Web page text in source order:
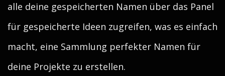
alle deine gespeicherten Namen über das Panel
für gespeicherte Ideen zugreifen, was es einfach
macht, eine Sammlung perfekter Namen für
deine Projekte zu erstellen.